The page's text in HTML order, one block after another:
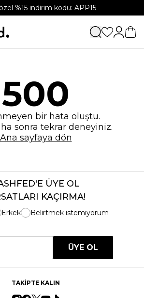
%15 indirim kodu: APP15
500
bir hata oluştu.
sonra tekrar deneyiniz.
Ana sayfaya dön
ÜYE OL
KAÇIRMA!
Erkek
Belirtmek istemiyorum
ÜYE OL
TAKİPTE KALIN